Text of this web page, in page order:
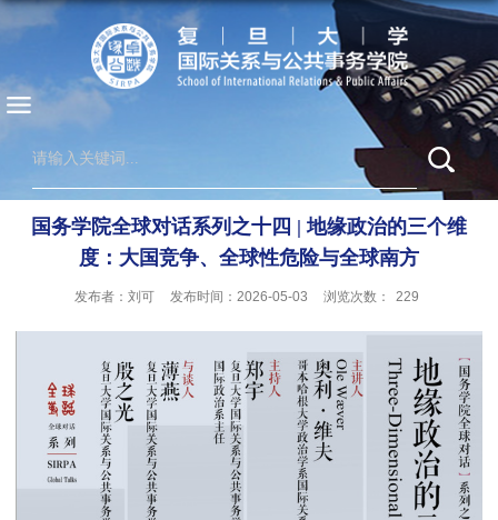
国务学院全球对话系列之十四 | 地缘政治的三个维
度：大国竞争、全球性危险与全球南方
发布者：刘可 发布时间：2026-05-03 浏览次数： 229